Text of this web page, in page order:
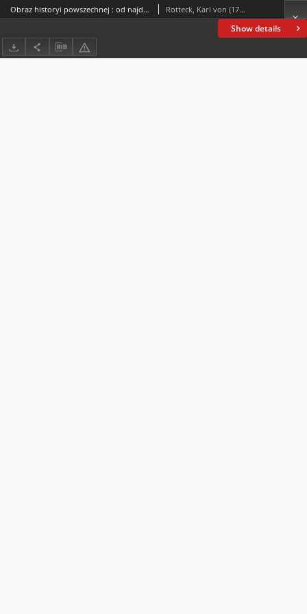
Show details
Obraz historyi powszechnej : od najdawniejszych do najnowszych czasów. T. 1 Rotteck, Karl von (1775-1840)